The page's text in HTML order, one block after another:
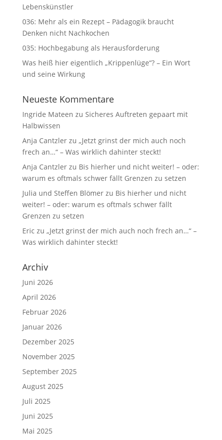
Lebenskünstler
036: Mehr als ein Rezept – Pädagogik braucht
Denken nicht Nachkochen
035: Hochbegabung als Herausforderung
Was heiß hier eigentlich „Krippenlüge“? – Ein Wort
und seine Wirkung
Neueste Kommentare
Ingride Mateen zu Sicheres Auftreten gepaart mit
Halbwissen
Anja Cantzlerzu „Jetzt grinst der mich auch noch
frech an…“ – Was wirklich dahinter steckt!
Anja Cantzlerzu Bis hierher und nicht weiter! – oder:
warum es oftmals schwer fällt Grenzen zu setzen
Julia und Steffen Blömerzu Bis hierher und nicht
weiter! – oder: warum es oftmals schwer fällt
Grenzen zu setzen
Eric zu „Jetzt grinst der mich auch noch frech an…“ –
Was wirklich dahinter steckt!
Archiv
Juni 2026
April 2026
Februar 2026
Januar 2026
Dezember 2025
November 2025
September 2025
August 2025
Juli 2025
Juni 2025
Mai 2025